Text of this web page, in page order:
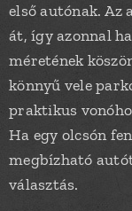
első autónak. Az
át, így azonnal
méretének
könnyű vele
praktikus
Ha egy olcsón
megbízható
választás.